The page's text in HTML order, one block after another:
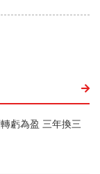
虧為盈 三年換三